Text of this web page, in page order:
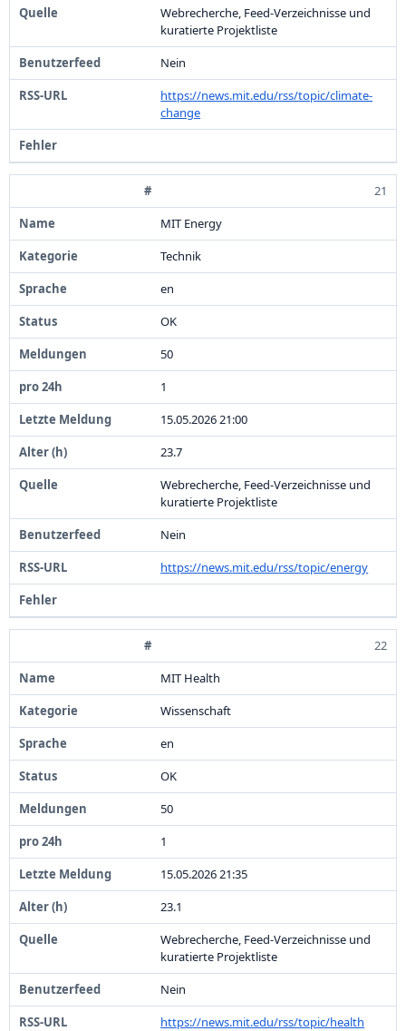
Webrecherche, Feed-Verzeichnisse und
kuratierte Projektliste
Nein
https://news.mit.edu/rss/topic/climate-
change
21
MIT Energy
Technik
en
OK
50
1
15.05.202621:00
23.7
Webrecherche, Feed-Verzeichnisse und
kuratierte Projektliste
Nein
https://news.mit.edu/rss/topic/energy
22
MIT Health
Wissenschaft
en
OK
50
1
15.05.202621:35
23.1
Webrecherche, Feed-Verzeichnisse und
kuratierte Projektliste
Nein
https://news.mit.edu/rss/topic/health